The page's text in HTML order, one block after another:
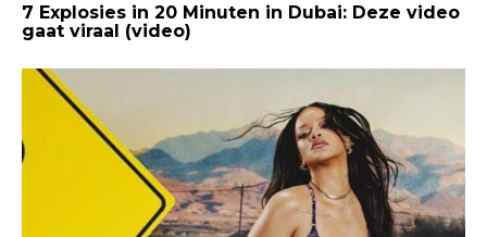
7 Explosies in 20 Minuten in Dubai: Deze video
gaat viraal (video)